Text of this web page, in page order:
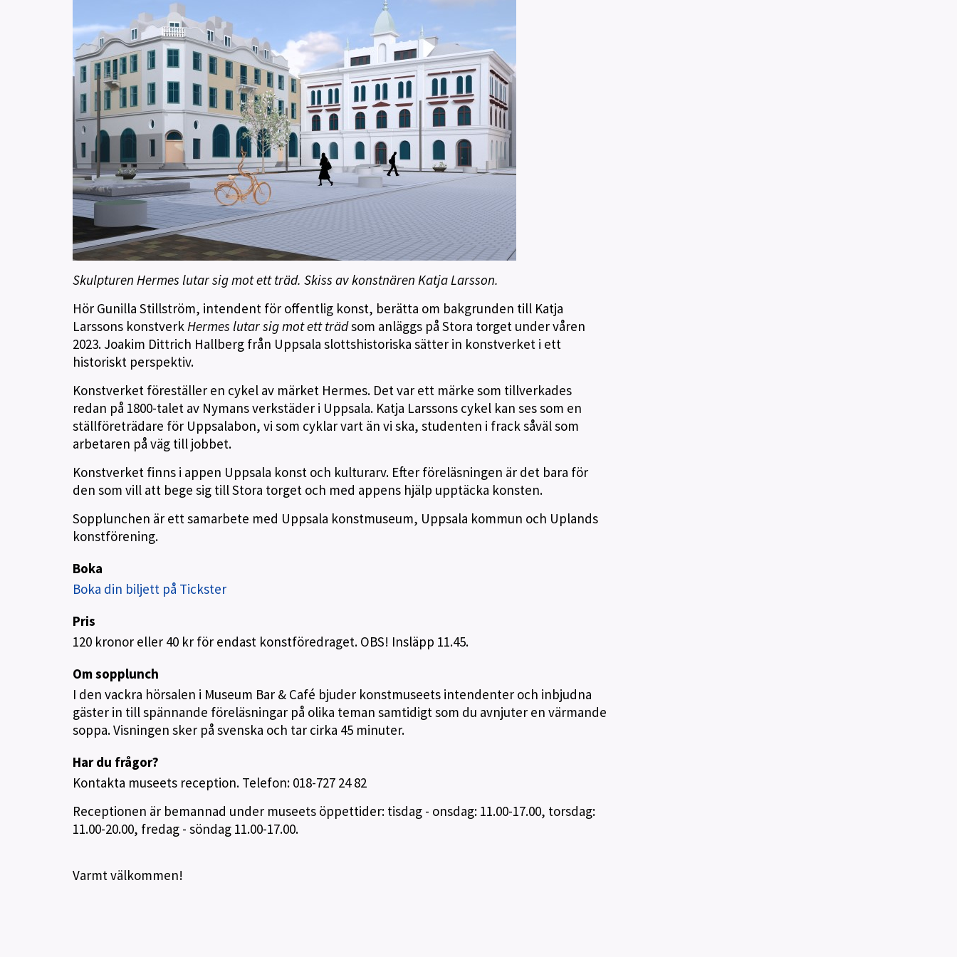
Skulpturen Hermes lutar sig mot ett träd. Skiss av konstnären Katja Larsson.
Hör Gunilla Stillström, intendent för offentlig konst, berätta om bakgrunden till Katja
Larssons konstverkHermes lutar sig mot ett trädsom anläggs på Stora torget under våren
2023. Joakim Dittrich Hallberg från Uppsala slottshistoriska sätter in konstverket i ett
historiskt perspektiv.
Konstverket föreställer en cykel av märket Hermes. Det var ett märke som tillverkades
redan på 1800-talet av Nymans verkstäder i Uppsala. Katja Larssons cykel kan ses som en
ställföreträdare för Uppsalabon, vi som cyklar vart än vi ska, studenten i frack såväl som
arbetaren på väg till jobbet.
Konstverket finns i appen Uppsala konst och kulturarv. Efter föreläsningen är det bara för
den som vill att bege sig till Stora torget och med appens hjälp upptäcka konsten.
Sopplunchen är ett samarbete med Uppsala konstmuseum, Uppsala kommun och Uplands
konstförening.
Boka
Boka din biljett på Tickster
Pris
120 kronor eller 40 kr för endast konstföredraget. OBS! Insläpp 11.45.
Om sopplunch
I den vackra hörsalen i Museum Bar & Café bjuder konstmuseets intendenter och inbjudna
gäster in till spännande föreläsningar på olika teman samtidigt som du avnjuter en värmande
soppa. Visningen sker på svenska och tar cirka 45 minuter.
Har du frågor?
Kontakta museets reception. Telefon: 018-727 24 82
Receptionen är bemannad under museets öppettider: tisdag - onsdag: 11.00-17.00, torsdag:
11.00-20.00, fredag - söndag 11.00-17.00.
Varmt välkommen!